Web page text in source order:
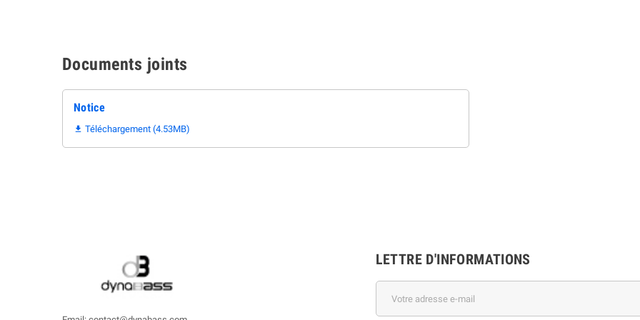
Documents joints
Notice
 Téléchargement (4.53MB)
LETTRE D'INFORMATIONS